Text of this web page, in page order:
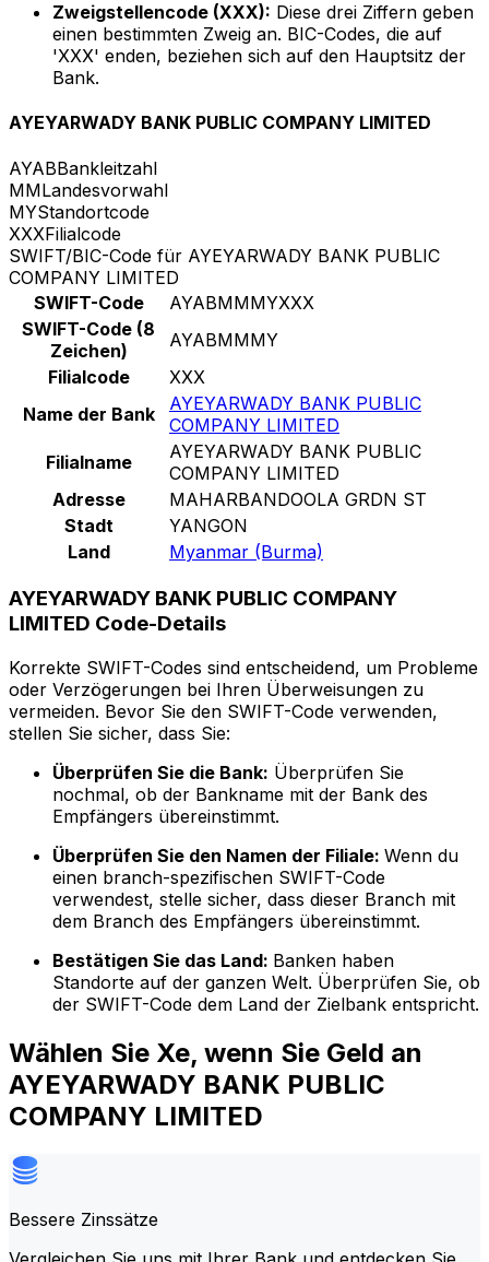
Zweigstellencode (XXX): Diese drei Ziffern geben
einen bestimmten Zweig an. BIC-Codes, die auf
'XXX' enden, beziehen sich auf den Hauptsitz der
Bank.
AYEYARWADY BANK PUBLIC COMPANY LIMITED
AYABBankleitzahl
MMLandesvorwahl
MYStandortcode
XXXFilialcode
SWIFT/BIC-Code für AYEYARWADY BANK PUBLIC
COMPANY LIMITED
SWIFT-Code
AYABMMMYXXX
SWIFT-Code (8
Zeichen)
AYABMMMY
Filialcode
XXX
Name der Bank
AYEYARWADY BANK PUBLIC
COMPANY LIMITED
Filialname
AYEYARWADY BANK PUBLIC
COMPANY LIMITED
Adresse
MAHARBANDOOLA GRDN ST
Stadt
YANGON
Land
Myanmar (Burma)
AYEYARWADY BANK PUBLIC COMPANY
LIMITED Code-Details
Korrekte SWIFT-Codes sind entscheidend, um Probleme
oder Verzögerungen bei Ihren Überweisungen zu
vermeiden. Bevor Sie den SWIFT-Code verwenden,
stellen Sie sicher, dass Sie:
Überprüfen Sie die Bank: Überprüfen Sie
nochmal, ob der Bankname mit der Bank des
Empfängers übereinstimmt.
Überprüfen Sie den Namen der Filiale: Wenn du
einen branch-spezifischen SWIFT-Code
verwendest, stelle sicher, dass dieser Branch mit
dem Branch des Empfängers übereinstimmt.
Bestätigen Sie das Land: Banken haben
Standorte auf der ganzen Welt. Überprüfen Sie, ob
der SWIFT-Code dem Land der Zielbank entspricht.
Wählen Sie Xe, wenn Sie Geld an
AYEYARWADY BANK PUBLIC
COMPANY LIMITED
Bessere Zinssätze